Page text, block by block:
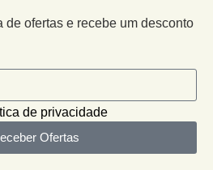
de ofertas e recebe um desconto
de privacidade
Ofertas